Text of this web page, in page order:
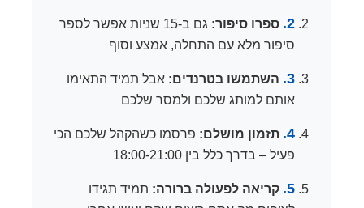
2. ספרו סיפור:
גם ב-15 שניות אפשר לספר
סיפור מלא עם התחלה, אמצע וסוף
3. השתמשו בטרנדים: אבל תמיד התאימו
אותם למותג שלכם ולמסר שלכם
4. תזמון מושלם: פרסמו כשהקהל שלכם הכי
פעיל – בדרך כלל בין 18:00-21:00
5. קריאה לפעולה ברורה: תמיד תגידו